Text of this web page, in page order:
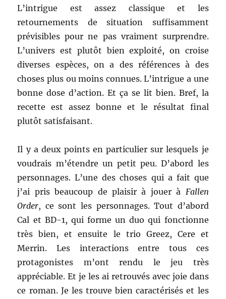
L’intrigue est assez classique et les
retournements de situation suffisamment
prévisibles pour ne pas vraiment surprendre.
L’univers est plutôt bien exploité, on croise
diverses espèces, on a des références à des
choses plus ou moins connues. L’intrigue a une
bonne dose d’action. Et ça se lit bien. Bref, la
recette est assez bonne et le résultat final
plutôt satisfaisant.
Il y a deux points en particulier sur lesquels je
voudrais m’étendre un petit peu. D’abord les
personnages. L’une des choses qui a fait que
j’ai pris beaucoup de plaisir à jouer à Fallen
Order, ce sont les personnages. Tout d’abord
Cal et BD-1, qui forme un duo qui fonctionne
très bien, et ensuite le trio Greez, Cere et
Merrin. Les interactions entre tous ces
protagonistes m’ont rendu le jeu très
appréciable. Et je les ai retrouvés avec joie dans
ce roman. Je les trouve bien caractérisés et les